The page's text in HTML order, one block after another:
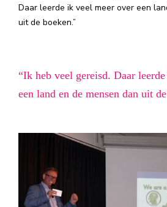
Daar leerde ik veel meer over een
uit de boeken.”
“Ik heb veel gereisd. Daar
een land en de mensen dan uit